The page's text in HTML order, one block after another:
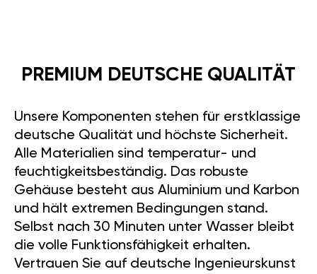
PREMIUM DEUTSCHE QUALITÄT
Unsere Komponenten stehen für erstklassige
deutsche Qualität und höchste Sicherheit.
Alle Materialien sind temperatur- und
feuchtigkeitsbeständig. Das robuste
Gehäuse besteht aus Aluminium und Karbon
und hält extremen Bedingungen stand.
Selbst nach 30 Minuten unter Wasser bleibt
die volle Funktionsfähigkeit erhalten.
Vertrauen Sie auf deutsche Ingenieurskunst